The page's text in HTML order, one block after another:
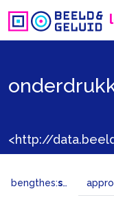
bengthes:status